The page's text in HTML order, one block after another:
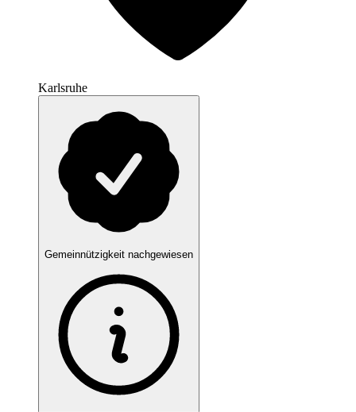
Karlsruhe
Gemeinnützigkeit nachgewiesen